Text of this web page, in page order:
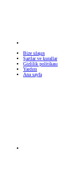
Bize ulaşın
Şartlar ve kurallar
Gizlilik politikası
Yardım
Ana sayfa